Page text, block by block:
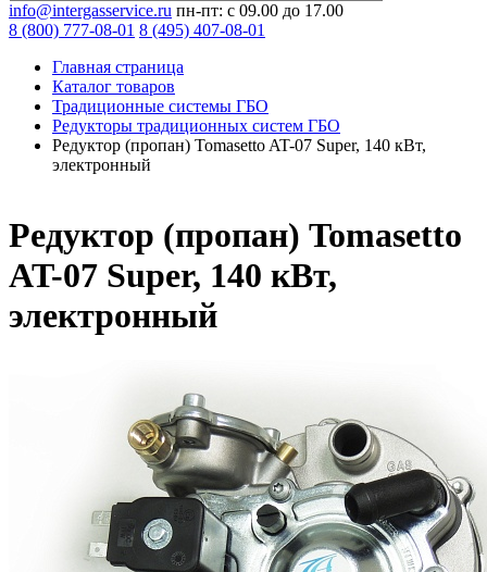
info@intergasservice.ru пн-пт: с 09.00 до 17.00
8 (800) 777-08-01 8 (495) 407-08-01
Главная страница
Каталог товаров
Традиционные системы ГБО
Редукторы традиционных систем ГБО
Редуктор (пропан) Tomasetto AT-07 Super, 140 кВт,
электронный
Редуктор (пропан) Tomasetto
AT-07 Super, 140 кВт,
электронный